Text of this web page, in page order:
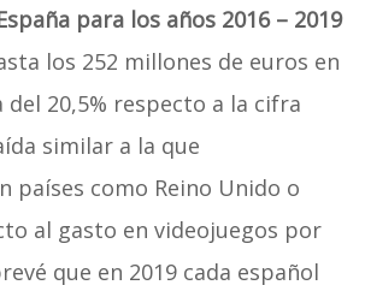
para los años 2016 – 2019
los 252 millones de euros en
del 20,5% respecto a la cifra
similar a la que
países como Reino Unido o
al gasto en videojuegos por
que en 2019 cada español